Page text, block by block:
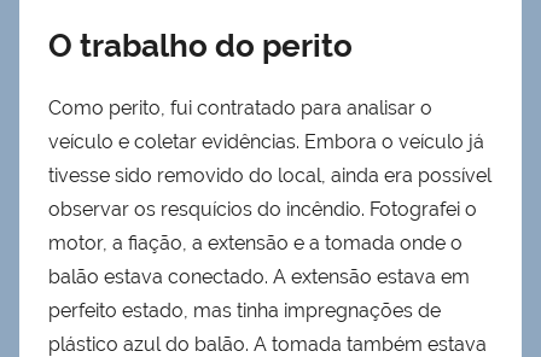
O trabalho do perito
Como perito, fui contratado para analisar o
veículo e coletar evidências. Embora o veículo já
tivesse sido removido do local, ainda era possível
observar os resquícios do incêndio. Fotografei o
motor, a fiação, a extensão e a tomada onde o
balão estava conectado. A extensão estava em
perfeito estado, mas tinha impregnações de
plástico azul do balão. A tomada também estava